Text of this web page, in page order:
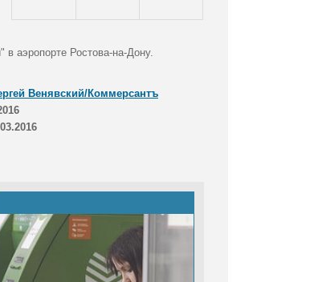
аэропорте Ростова-на-Дону.
Венявский/Коммерсантъ